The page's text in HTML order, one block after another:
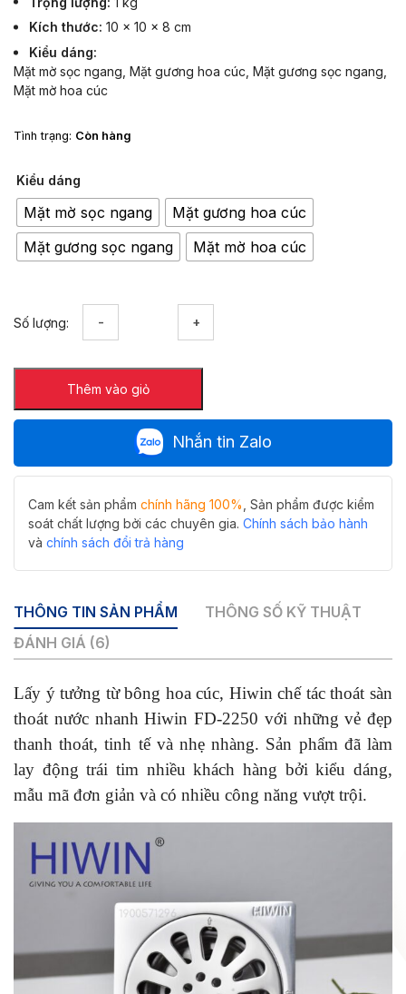
Kích thước 10 × 10 × 8 cm
Kiểu dáng
Mặt mờ sọc ngang Mặt gương hoa cúc Mặt gương sọc ngang
Mặt mờ hoa cúc
Tình trạng: Còn hàng
Kiểu dáng
Mặt mờ sọc ngang
Mặt gương hoa cúc
Mặt gương sọc ngang
Mặt mờ hoa cúc
Số lượng:
nước
nhanh
Hiwin
FD-
2250
ngăn
tốt
số
lượng
Thêm vào giỏ
Nhắn tin Zalo
Cam kết sản phẩm chính hãng 100% , Sản phẩm được kiểm
soát chất lượng bởi các chuyên gia. Chính sách bảo hành
và chính sách đổi trả hàng
THÔNG TIN SẢN PHẨM
THÔNG SỐ KỸ THUẬT
ĐÁNH GIÁ (6)
Lấy ý tưởng từ bông hoa cúc, Hiwin chế tác thoát sàn
thoát nước nhanh Hiwin FD-2250 với những vẻ đẹp
thanh thoát, tinh tế và nhẹ nhàng. Sản phẩm đã làm
lay động trái tim nhiều khách hàng bởi kiểu dáng,
mẫu mã đơn giản và có nhiều công năng vượt trội.